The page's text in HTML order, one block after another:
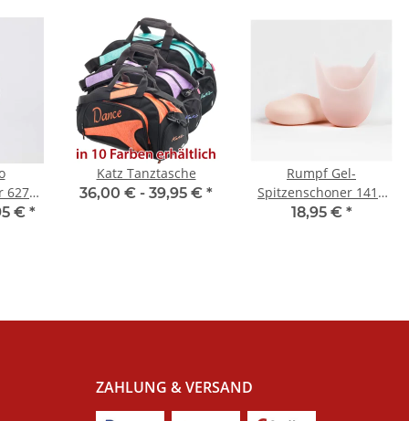
6277
€ *
Katz Tanztasche
36,00 € - 39,95 € *
Rumpf Gel-
Spitzenschoner 1413
Super Soft
18,95 € *
ZAHLUNG & VERSAND